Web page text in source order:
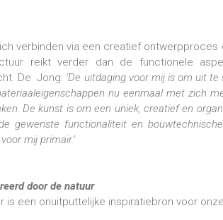
verbinden via een creatief ontwerpproces
reikt verder dan de functionele
De Jong: ‘De uitdaging voor mij is om uit te
nu eenmaal met zich
De kunst is om een uniek, creatief en
gewenste functionaliteit en
mij primair.’
door de natuur
is een onuitputtelijke inspiratiebron voor